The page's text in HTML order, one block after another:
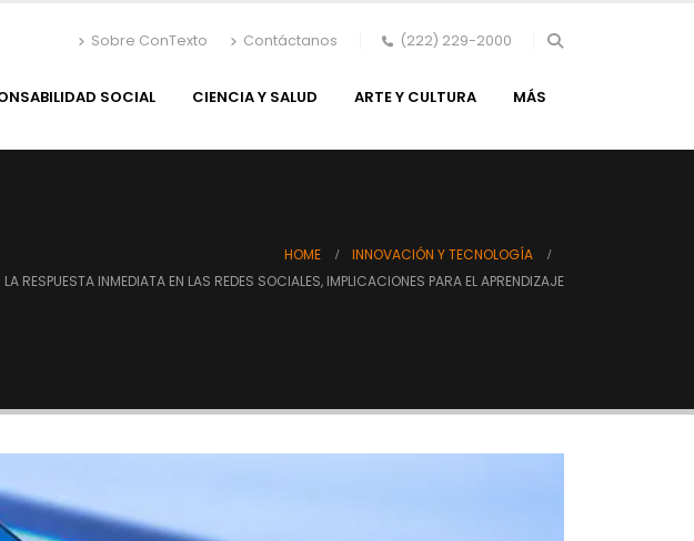
Sobre ConTexto Contáctanos (222) 229-2000
SOCIAL CIENCIA Y SALUD ARTE Y CULTURA MÁS
HOME
INNOVACIÓN Y TECNOLOGÍA
LA RESPUESTA INMEDIATA EN LAS REDES SOCIALES, IMPLICACIONES PARA EL APRENDIZAJE